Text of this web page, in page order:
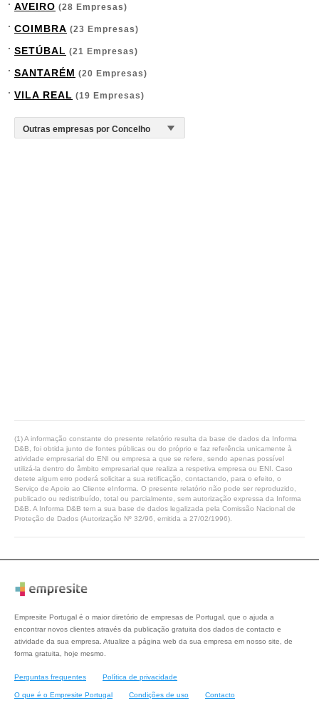
AVEIRO (28 Empresas)
COIMBRA (23 Empresas)
SETÚBAL (21 Empresas)
SANTARÉM (20 Empresas)
VILA REAL (19 Empresas)
(1) A informação constante do presente relatório resulta da base de dados da Informa
D&B, foi obtida junto de fontes públicas ou do próprio e faz referência unicamente à
atividade empresarial do ENI ou empresa a que se refere, sendo apenas possível
utilizá-la dentro do âmbito empresarial que realiza a respetiva empresa ou ENI. Caso
detete algum erro poderá solicitar a sua retificação, contactando, para o efeito, o
Serviço de Apoio ao Cliente eInforma. O presente relatório não pode ser reproduzido,
publicado ou redistribuído, total ou parcialmente, sem autorização expressa da Informa
D&B. A Informa D&B tem a sua base de dados legalizada pela Comissão Nacional de
Proteção de Dados (Autorização Nº 32/96, emitida a 27/02/1996).
Empresite Portugal é o maior diretório de empresas de Portugal, que o ajuda a
encontrar novos clientes através da publicação gratuita dos dados de contacto e
atividade da sua empresa. Atualize a página web da sua empresa em nosso site, de
forma gratuita, hoje mesmo.
Perguntas frequentes Política de privacidade
O que é o Empresite Portugal Condições de uso Contacto